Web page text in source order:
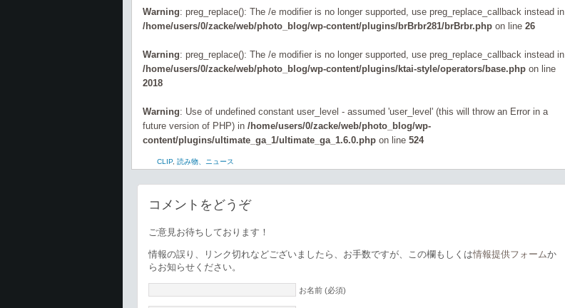
Warning: preg_replace(): The /e modifier is no longer supported, use preg_replace_callback instead in
/home/users/0/zacke/web/photo_blog/wp-content/plugins/brBrbr281/brBrbr.php on line 26
Warning: preg_replace(): The /e modifier is no longer supported, use preg_replace_callback instead in
/home/users/0/zacke/web/photo_blog/wp-content/plugins/ktai-style/operators/base.php on line
2018
Warning: Use of undefined constant user_level - assumed 'user_level' (this will throw an Error in a
future version of PHP) in /home/users/0/zacke/web/photo_blog/wp-
content/plugins/ultimate_ga_1/ultimate_ga_1.6.0.php on line 524
CLIP, 読み物、ニュース
コメントをどうぞ
ご意見お待ちしております！
情報の誤り、リンク切れなどございましたら、お手数ですが、この欄もしくは情報提供フォームか
らお知らせください。
お名前 (必須)